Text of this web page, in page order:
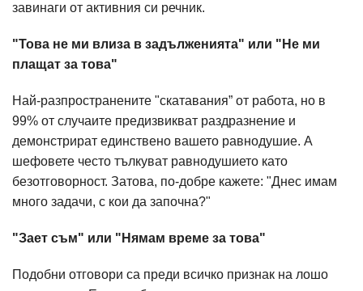
завинаги от активния си речник.
"Това не ми влиза в задълженията" или "Не ми
плащат за това"
Най-разпространените "скатавания” от работа, но в
99% от случаите предизвикват раздразнение и
демонстрират единствено вашето равнодушие. А
шефовете често тълкуват равнодушието като
безотговорност. Затова, по-добре кажете: "Днес имам
много задачи, с кои да започна?"
"Зает съм" или "Нямам време за това"
Подобни отговори са преди всичко признак на лошо